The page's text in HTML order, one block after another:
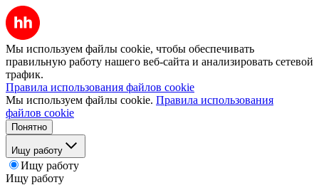
Мы используем файлы cookie, чтобы обеспечивать
правильную работу нашего веб-сайта и анализировать сетевой
трафик.
Правила использования файлов cookie
Мы используем файлы cookie. Правила использования
файлов cookie
Понятно
Ищу работу
Ищу работу
Ищу работу